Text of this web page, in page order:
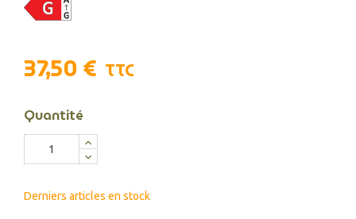
37,50 € TTC
Quantité
Derniers articles en stock